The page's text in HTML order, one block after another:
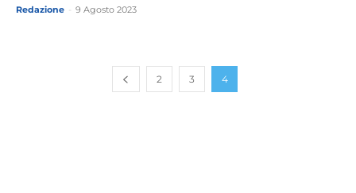
Redazione 9 Agosto 2023
2 3 4